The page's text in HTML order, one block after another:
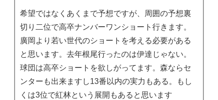
希望ではなくあくまで予想ですが、周囲の予想裏
切り二位で高卒ナンバーワンショート行きます。
廣岡より若い世代のショートを考える必要がある
と思います。去年根尾行ったのは伊達じゃない。
球団は高卒ショートを欲しがってます。森ならセ
ンターも出来ますし13番以内の実力もある。もし
くは3位で紅林という展開もあると思います